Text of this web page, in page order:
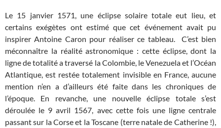
Le 15 janvier 1571, une éclipse solaire totale eut lieu, et
certains exégètes ont estimé que cet événement avait pu
inspirer Antoine Caron pour réaliser ce tableau. C’est bien
méconnaître la réalité astronomique : cette éclipse, dont la
ligne de totalité a traversé la Colombie, le Venezuela et l’Océan
Atlantique, est restée totalement invisible en France, aucune
mention n’en a d’ailleurs été faite dans les chroniques de
l’époque. En revanche, une nouvelle éclipse totale s’est
déroulée le 9 avril 1567, avec cette fois une ligne centrale
passant sur la Corse et la Toscane (terre natale de Catherine !),